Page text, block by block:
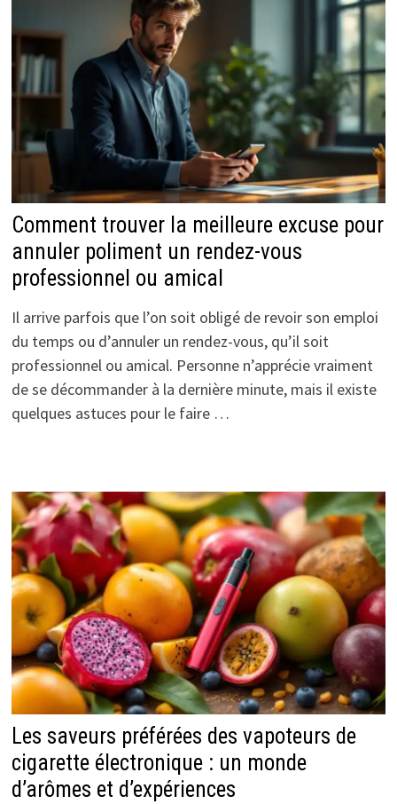
Comment trouver la meilleure excuse pour
annuler poliment un rendez-vous
professionnel ou amical
Il arrive parfois que l’on soit obligé de revoir son emploi
du temps ou d’annuler un rendez-vous, qu’il soit
professionnel ou amical. Personne n’apprécie vraiment
de se décommander à la dernière minute, mais il existe
quelques astuces pour le faire …
Les saveurs préférées des vapoteurs de
cigarette électronique : un monde
d’arômes et d’expériences